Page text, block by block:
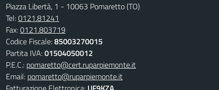
Piazza Libertà, 1 - 10063 Pomaretto (TO)
Tel:0121.81241
Fax:0121.803719
Codice Fiscale:85003270015
Partita IVA:01504050012
P.E.C.: pomaretto@cert.ruparpiemonte.it
Email: pomaretto@ruparpiemonte.it